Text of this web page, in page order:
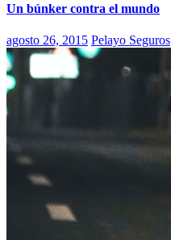
Un búnker contra el mundo
agosto 26, 2015 Pelayo Seguros